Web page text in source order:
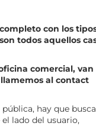
con los
todos aquellos
comercial, van
al contact
hay que
lado del usuario,